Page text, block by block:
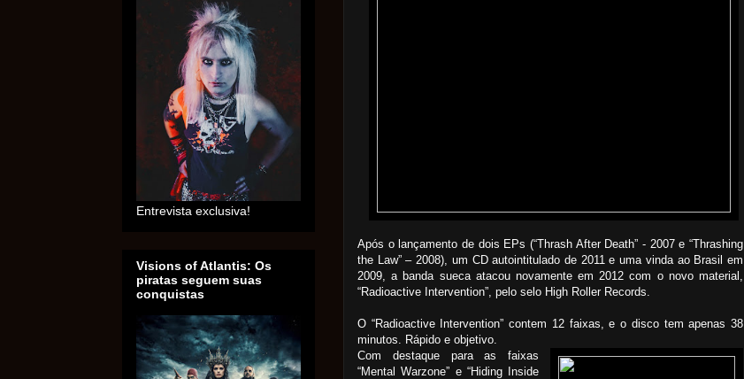
Após o lançamento de dois EPs (“Thrash After Death” - 2007 e “Thrashing
the Law” – 2008), um CD autointitulado de 2011 e uma vinda ao Brasil em
2009, a banda sueca atacou novamente em 2012 com o novo material,
“Radioactive Intervention”, pelo selo High Roller Records.
O “Radioactive Intervention” contem 12 faixas, e o disco tem apenas 38
minutos. Rápido e objetivo.
Com destaque para as faixas
“Mental Warzone” e “Hiding Inside
Entrevista exclusiva!
Visions of Atlantis: Os
piratas seguem suas
conquistas